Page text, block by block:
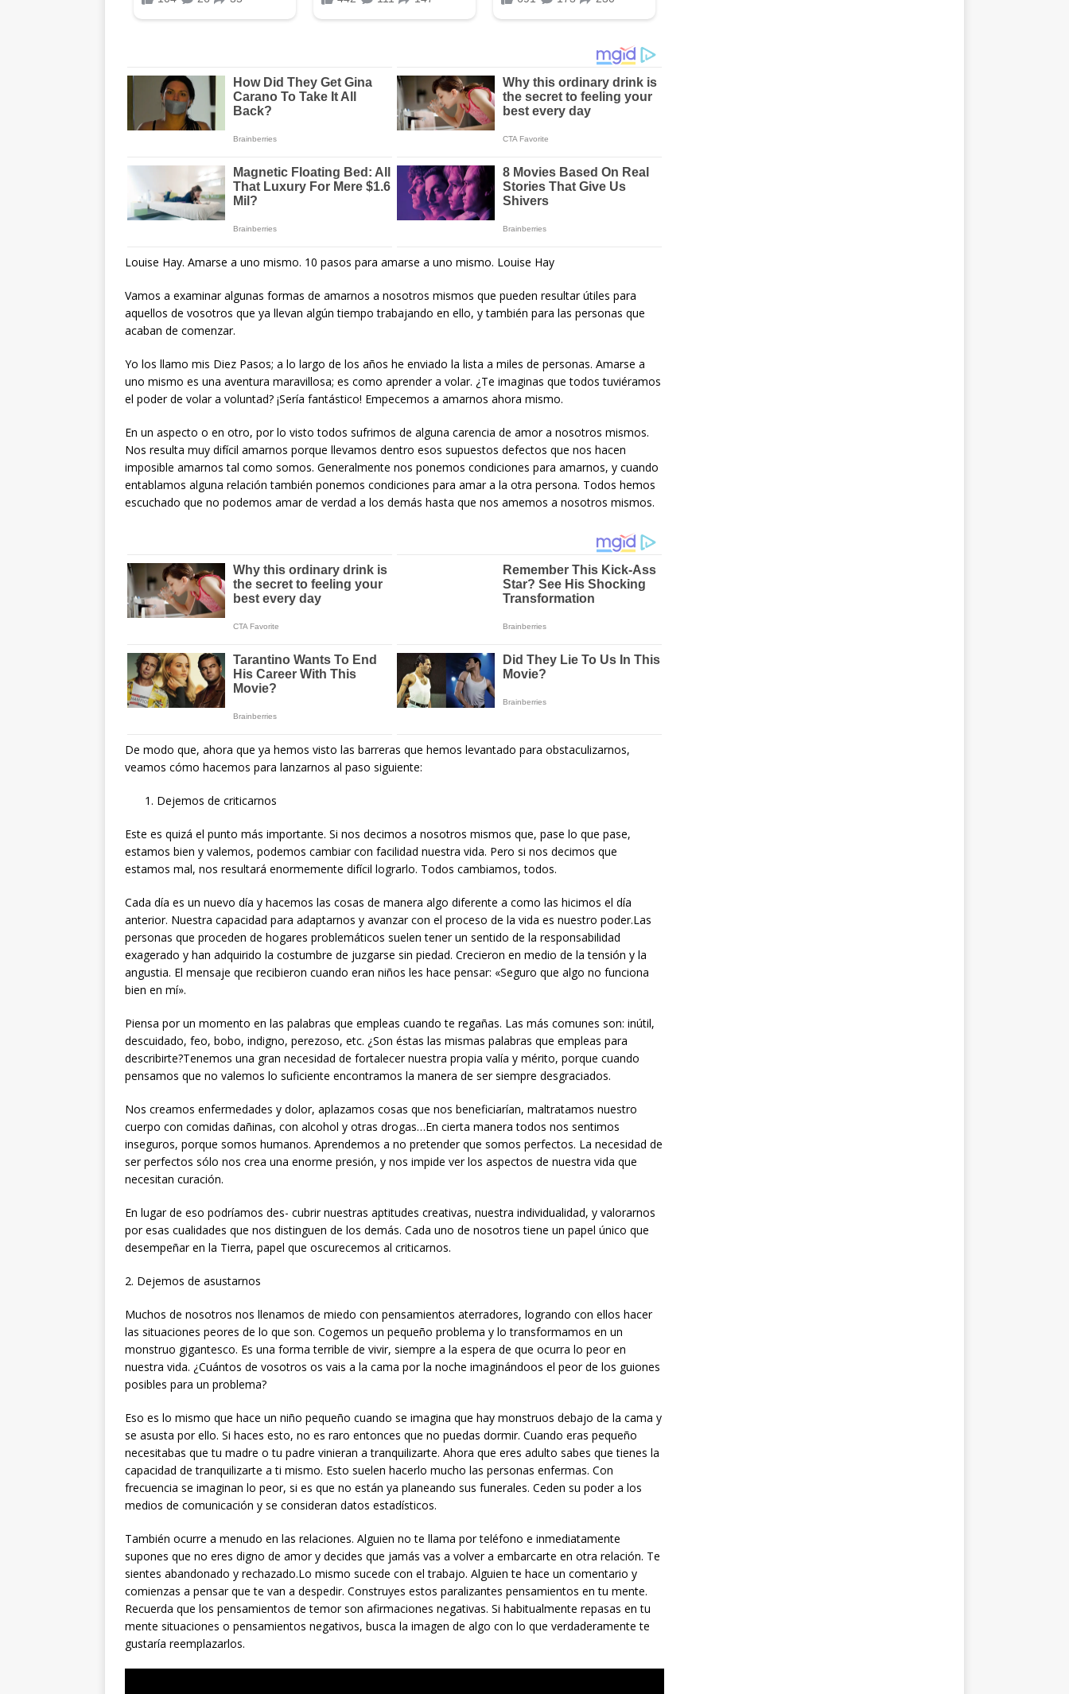
Louise Hay. Amarse a uno mismo. 10 pasos para amarse a uno mismo. Louise Hay
Vamos a examinar algunas formas de amarnos a nosotros mismos que pueden resultar útiles para
aquellos de vosotros que ya llevan algún tiempo trabajando en ello, y también para las personas que
acaban de comenzar.
Yo los llamo mis Diez Pasos; a lo largo de los años he enviado la lista a miles de personas. Amarse a
uno mismo es una aventura maravillosa; es como aprender a volar. ¿Te imaginas que todos tuviéramos
el poder de volar a voluntad? ¡Sería fantástico! Empecemos a amarnos ahora mismo.
En un aspecto o en otro, por lo visto todos sufrimos de alguna carencia de amor a nosotros mismos.
Nos resulta muy difícil amarnos porque llevamos dentro esos supuestos defectos que nos hacen
imposible amarnos tal como somos. Generalmente nos ponemos condiciones para amarnos, y cuando
entablamos alguna relación también ponemos condiciones para amar a la otra persona. Todos hemos
escuchado que no podemos amar de verdad a los demás hasta que nos amemos a nosotros mismos.
De modo que, ahora que ya hemos visto las barreras que hemos levantado para obstaculizarnos,
veamos cómo hacemos para lanzarnos al paso siguiente:
Dejemos de criticarnos
Este es quizá el punto más importante. Si nos decimos a nosotros mismos que, pase lo que pase,
estamos bien y valemos, podemos cambiar con facilidad nuestra vida. Pero si nos decimos que
estamos mal, nos resultará enormemente difícil lograrlo. Todos cambiamos, todos.
Cada día es un nuevo día y hacemos las cosas de manera algo diferente a como las hicimos el día
anterior. Nuestra capacidad para adaptarnos y avanzar con el proceso de la vida es nuestro poder.Las
personas que proceden de hogares problemáticos suelen tener un sentido de la responsabilidad
exagerado y han adquirido la costumbre de juzgarse sin piedad. Crecieron en medio de la tensión y la
angustia. El mensaje que recibieron cuando eran niños les hace pensar: «Seguro que algo no funciona
bien en mí».
Piensa por un momento en las palabras que empleas cuando te regañas. Las más comunes son: inútil,
descuidado, feo, bobo, indigno, perezoso, etc. ¿Son éstas las mismas palabras que empleas para
describirte?Tenemos una gran necesidad de fortalecer nuestra propia valía y mérito, porque cuando
pensamos que no valemos lo suficiente encontramos la manera de ser siempre desgraciados.
Nos creamos enfermedades y dolor, aplazamos cosas que nos beneficiarían, maltratamos nuestro
cuerpo con comidas dañinas, con alcohol y otras drogas…En cierta manera todos nos sentimos
inseguros, porque somos humanos. Aprendemos a no pretender que somos perfectos. La necesidad de
ser perfectos sólo nos crea una enorme presión, y nos impide ver los aspectos de nuestra vida que
necesitan curación.
En lugar de eso podríamos des- cubrir nuestras aptitudes creativas, nuestra individualidad, y valorarnos
por esas cualidades que nos distinguen de los demás. Cada uno de nosotros tiene un papel único que
desempeñar en la Tierra, papel que oscurecemos al criticarnos.
2. Dejemos de asustarnos
Muchos de nosotros nos llenamos de miedo con pensamientos aterradores, logrando con ellos hacer
las situaciones peores de lo que son. Cogemos un pequeño problema y lo transformamos en un
monstruo gigantesco. Es una forma terrible de vivir, siempre a la espera de que ocurra lo peor en
nuestra vida. ¿Cuántos de vosotros os vais a la cama por la noche imaginándoos el peor de los guiones
posibles para un problema?
Eso es lo mismo que hace un niño pequeño cuando se imagina que hay monstruos debajo de la cama y
se asusta por ello. Si haces esto, no es raro entonces que no puedas dormir. Cuando eras pequeño
necesitabas que tu madre o tu padre vinieran a tranquilizarte. Ahora que eres adulto sabes que tienes la
capacidad de tranquilizarte a ti mismo. Esto suelen hacerlo mucho las personas enfermas. Con
frecuencia se imaginan lo peor, si es que no están ya planeando sus funerales. Ceden su poder a los
medios de comunicación y se consideran datos estadísticos.
También ocurre a menudo en las relaciones. Alguien no te llama por teléfono e inmediatamente
supones que no eres digno de amor y decides que jamás vas a volver a embarcarte en otra relación. Te
sientes abandonado y rechazado.Lo mismo sucede con el trabajo. Alguien te hace un comentario y
comienzas a pensar que te van a despedir. Construyes estos paralizantes pensamientos en tu mente.
Recuerda que los pensamientos de temor son afirmaciones negativas. Si habitualmente repasas en tu
mente situaciones o pensamientos negativos, busca la imagen de algo con lo que verdaderamente te
gustaría reemplazarlos.